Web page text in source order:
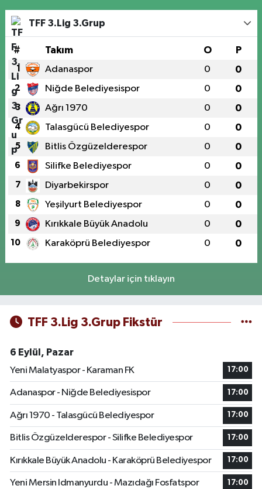
TFF 3.Lig 3.Grup
# Takım O P
1 Adanaspor 0 0
2 Niğde Belediyesispor 0 0
3 Ağrı 1970 0 0
4 Talasgücü Belediyespor 0 0
5 Bitlis Özgüzelderespor 0 0
6 Silifke Belediyespor 0 0
7 Diyarbekirspor 0 0
8 Yeşilyurt Belediyespor 0 0
9 Kırıkkale Büyük Anadolu 0 0
10 Karaköprü Belediyespor 0 0
Detaylar için tıklayın
TFF 3.Lig 3.Grup Fikstür
6 Eylül, Pazar
Yeni Malatyaspor - Karaman FK
17:00
Adanaspor - Niğde Belediyesispor 17:00
Ağrı 1970 - Talasgücü Belediyespor 17:00
Bitlis Özgüzelderespor - Silifke Belediyespor 17:00
Kırıkkale Büyük Anadolu - Karaköprü Belediyespor 17:00
Yeni Mersin Idmanyurdu - Mazıdağı Fosfatspor 17:00